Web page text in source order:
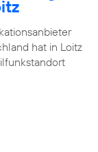
hat in Loitz